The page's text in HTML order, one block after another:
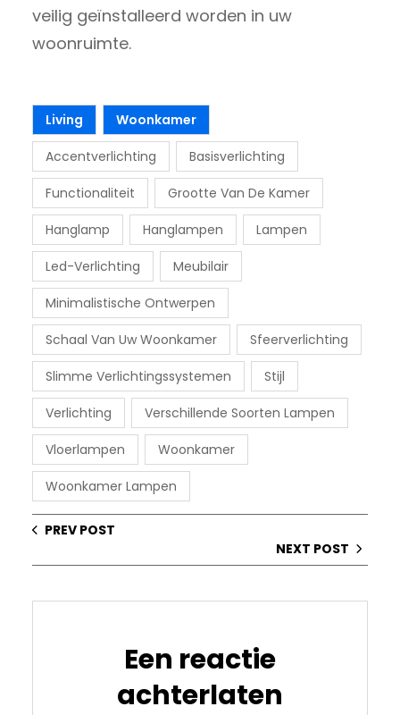
veilig geïnstalleerd worden in uw
woonruimte.
Living Woonkamer
Accentverlichting Basisverlichting
Functionaliteit Grootte Van De Kamer
Hanglamp Hanglampen Lampen
Led-Verlichting Meubilair
Minimalistische Ontwerpen
Schaal Van Uw Woonkamer Sfeerverlichting
Slimme Verlichtingssystemen Stijl
Verlichting Verschillende Soorten Lampen
Vloerlampen Woonkamer
Woonkamer Lampen
PREV POST
NEXT POST
Een reactie
achterlaten